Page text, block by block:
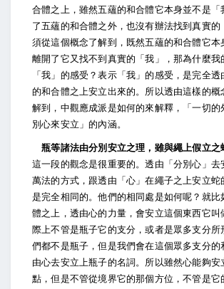
合體之上，雖然五蘊的和合體它本身並不是「
了五蘊的和合體之外，也沒有辦法找到真實的
須從這個概念了解到，既然五蘊的和合體它本
離開了它又找不到真實的「我」，那為什麼我
「我」的感受？表示「我」的感受，是完全
的和合體之上安立出來的。所以透由這樣的概
解到，中觀應成派是如何的來解釋，「一切的
別心來安立」的內涵。
瓶等諸法由分別安立之理，雖與繩上假立之
這一段的觀念是很重要的。透由「分別心」去
萬法的方式，跟透由「心」在繩子之上安立蛇
是完全相同的。他們的相同處是如何呢？就比
體之上，透由心的力量，會安立這個東西它叫
際上不管是瓶子它的支分，或者是眾多支分所
們都不是瓶子，但是我們會在這個眾多支分的
由心去安立上瓶子的名詞。所以雖然心能夠安
點，但是不管從境界它的那個方位，不管是它